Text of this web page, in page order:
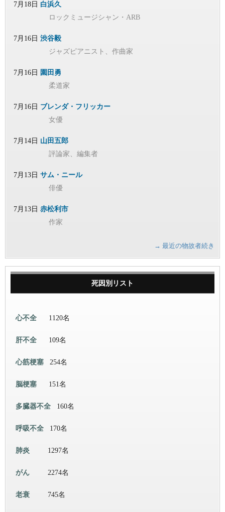
7月18日 白浜久
ロックミュージシャン・ARB
7月16日 渋谷毅
ジャズピアニスト、作曲家
7月16日 園田勇
柔道家
7月16日 ブレンダ・フリッカー
女優
7月14日 山田五郎
評論家、編集者
7月13日 サム・ニール
俳優
7月13日 赤松利市
作家
→ 最近の物故者続き
死因別リスト
心不全 1120名
肝不全 109名
心筋梗塞 254名
脳梗塞 151名
多臓器不全 160名
呼吸不全 170名
肺炎 1297名
がん 2274名
老衰 745名